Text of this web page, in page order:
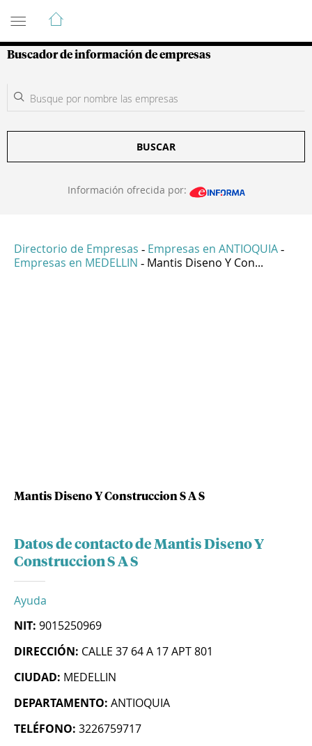
Guía de Empresas Colombianas
Buscador de información de empresas
BUSCAR
Información ofrecida por:
Directorio de Empresas - Empresas en ANTIOQUIA -
Empresas en MEDELLIN - Mantis Diseno Y Con...
Mantis Diseno Y Construccion S A S
Datos de contacto de Mantis Diseno Y
Construccion S A S
Ayuda
NIT: 9015250969
DIRECCIÓN: CALLE 37 64 A 17 APT 801
CIUDAD: MEDELLIN
DEPARTAMENTO: ANTIOQUIA
TELÉFONO: 3226759717